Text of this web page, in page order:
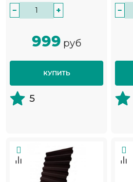
− +
999 руб
КУПИТЬ
5
−